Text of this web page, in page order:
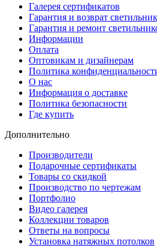
Галерея сертификатов
Гарантия и возврат
Гарантия и ремонт
Информации
Оплата
Оптовикам и дизайнерам
Политика
О нас
Информация о доставке
Политика безопасности
Где купить
Дополнительно
Производители
Подарочные сертификаты
Товары со скидкой
Производство по чертежам
Портфолио
Видео галерея
Коллекции товаров
Ответы на вопросы
Установка натяжных потолков